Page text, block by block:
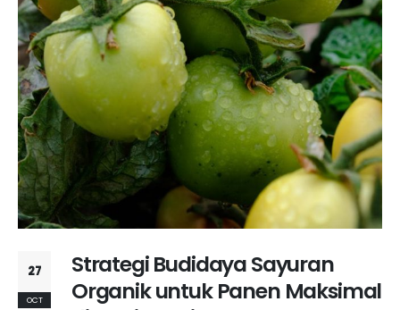
27
OCT
Strategi Budidaya Sayuran
Organik untuk Panen Maksimal